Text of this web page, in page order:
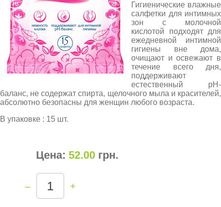
Гигиенические влажные
салфетки для интимных
зон с молочной
кислотой подходят для
ежедневной интимной
гигиены вне дома,
очищают и освежают в
течение всего дня,
поддерживают
естественный pH-
баланс, не содержат спирта, щелочного мыла и красителей,
абсолютно безопасны для женщин любого возраста.
В упаковке : 15 шт.
Цена: 52.00 грн.
– +